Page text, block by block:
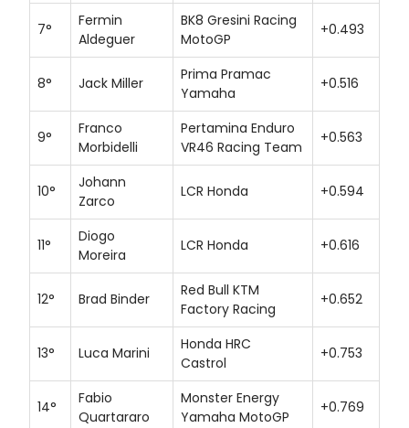
7°
Fermin
Aldeguer
BK8 Gresini Racing
MotoGP
+0.493
8° Jack Miller
Prima Pramac
Yamaha
+0.516
9°
Franco
Morbidelli
Pertamina Enduro
VR46 Racing Team
+0.563
10°
Johann
Zarco
LCR Honda +0.594
11°
Diogo
Moreira
LCR Honda +0.616
12° Brad Binder
Red Bull KTM
Factory Racing
+0.652
13° Luca Marini
Honda HRC
Castrol
+0.753
14°
Fabio
Quartararo
Monster Energy
Yamaha MotoGP
+0.769